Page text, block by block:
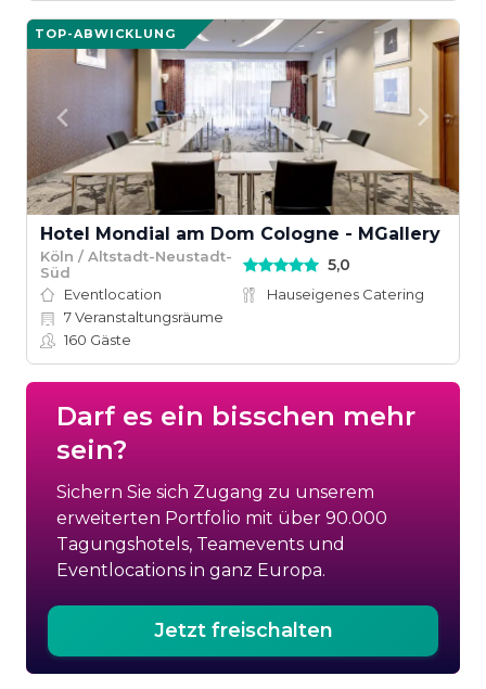
TOP-ABWICKLUNG
Hotel Mondial am Dom Cologne - MGallery
Köln / Altstadt-Neustadt-
Süd
5,0
Eventlocation
Hauseigenes Catering
7Veranstaltungsräume
160 Gäste
Darf es ein bisschen mehr
sein?
Sichern Sie sich Zugang zu unserem
erweiterten Portfolio mit über 90.000
Tagungshotels, Teamevents und
Eventlocations in ganz Europa.
Jetzt freischalten